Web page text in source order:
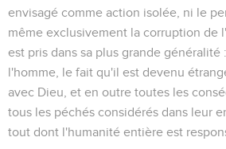
envisagé comme action isolée, ni le
même exclusivement la corruption de
est pris dans sa plus grande généralité
l'homme, le fait qu'il est devenu
avec Dieu, et en outre toutes les
tous les péchés considérés dans leur
tout dont l'humanité entière est